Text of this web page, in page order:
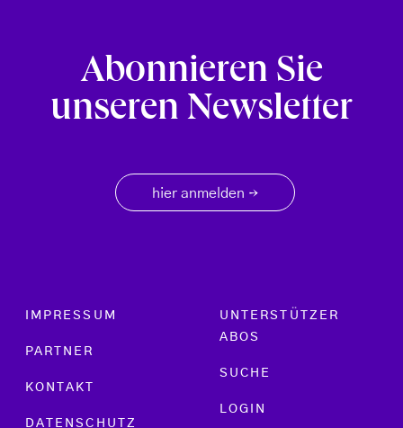
Abonnieren Sie
unseren Newsletter
hier anmelden →
Footer menu
IMPRESSUM
PARTNER
KONTAKT
DATENSCHUTZ
UNTERSTÜTZER
ABOS
SUCHE
LOGIN